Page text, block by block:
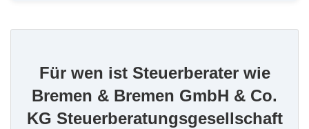
Für wen ist Steuerberater wie
Bremen & Bremen GmbH & Co.
KG Steuerberatungsgesellschaft